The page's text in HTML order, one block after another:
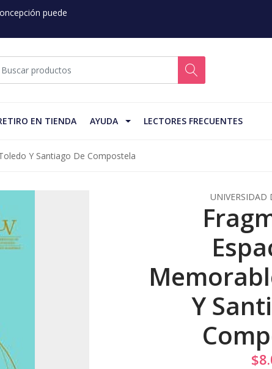
puede
EN TIENDA AYUDA LECTORES FRECUENTES
Y Santiago De Compostela
UNIVERSIDAD
Y